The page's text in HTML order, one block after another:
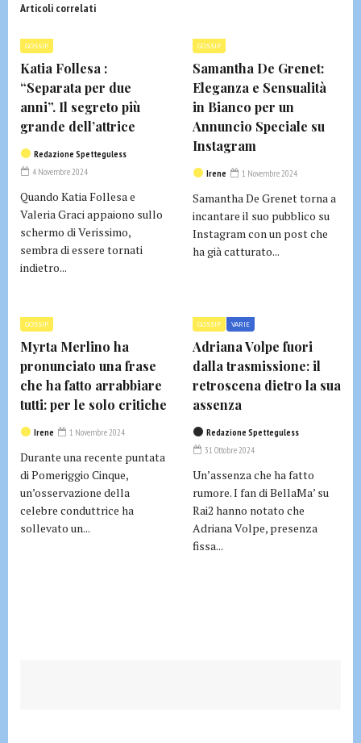
Articoli correlati
GOSSIP
Katia Follesa :
“Separata per due
anni”. Il segreto più
grande dell’attrice
Redazione Spetteguless
4 Novembre 2024
Quando Katia Follesa e
Valeria Graci appaiono sullo
schermo di Verissimo,
sembra di essere tornati
indietro...
GOSSIP
Samantha De Grenet:
Eleganza e Sensualità
in Bianco per un
Annuncio Speciale su
Instagram
Irene 1 Novembre 2024
Samantha De Grenet torna a
incantare il suo pubblico su
Instagram con un post che
ha già catturato...
GOSSIP
Myrta Merlino ha
pronunciato una frase
che ha fatto arrabbiare
tutti: per le solo critiche
Irene 1 Novembre 2024
Durante una recente puntata
di Pomeriggio Cinque,
un’osservazione della
celebre conduttrice ha
sollevato un...
GOSSIP VARIE
Adriana Volpe fuori
dalla trasmissione: il
retroscena dietro la sua
assenza
Redazione Spetteguless
31 Ottobre 2024
Un’assenza che ha fatto
rumore. I fan di BellaMa’ su
Rai2 hanno notato che
Adriana Volpe, presenza
fissa...